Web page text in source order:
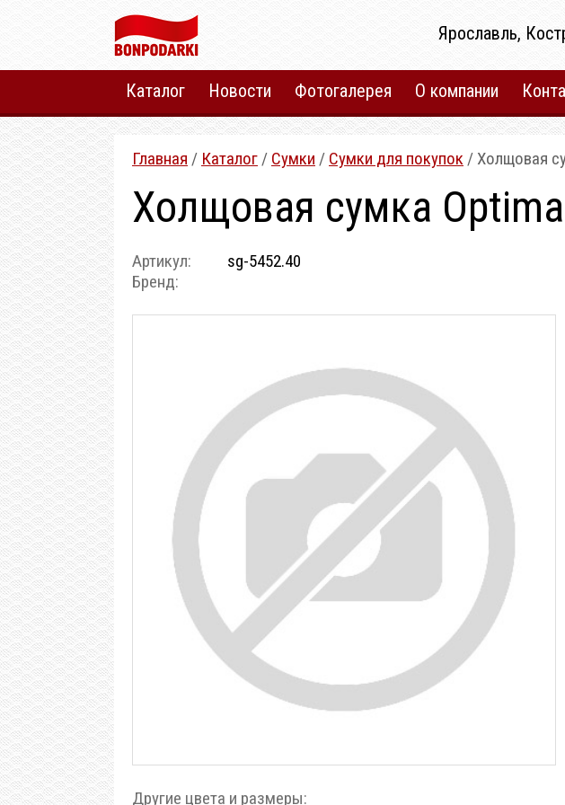
Ярославль,
Каталог Новости Фотогалерея О компании
Главная / Каталог / Сумки / Сумки для покупок / Холщовая
Холщовая сумка
Артикул:
Бренд:
sg-5452.40
Другие цвета и размеры: